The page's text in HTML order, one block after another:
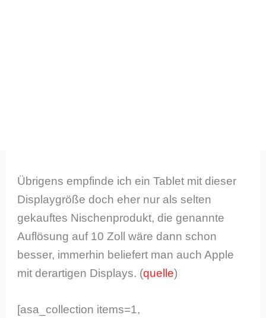
Übrigens empfinde ich ein Tablet mit dieser
Displaygröße doch eher nur als selten
gekauftes Nischenprodukt, die genannte
Auflösung auf 10 Zoll wäre dann schon
besser, immerhin beliefert man auch Apple
mit derartigen Displays. (quelle)
[asa_collection items=1,